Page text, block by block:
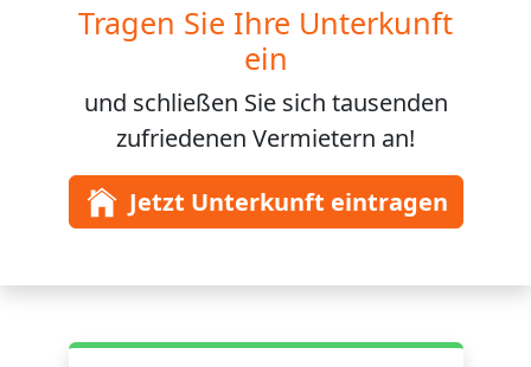
Tragen Sie Ihre Unterkunft
ein
und schließen Sie sich tausenden
zufriedenen Vermietern an!
Jetzt Unterkunft eintragen